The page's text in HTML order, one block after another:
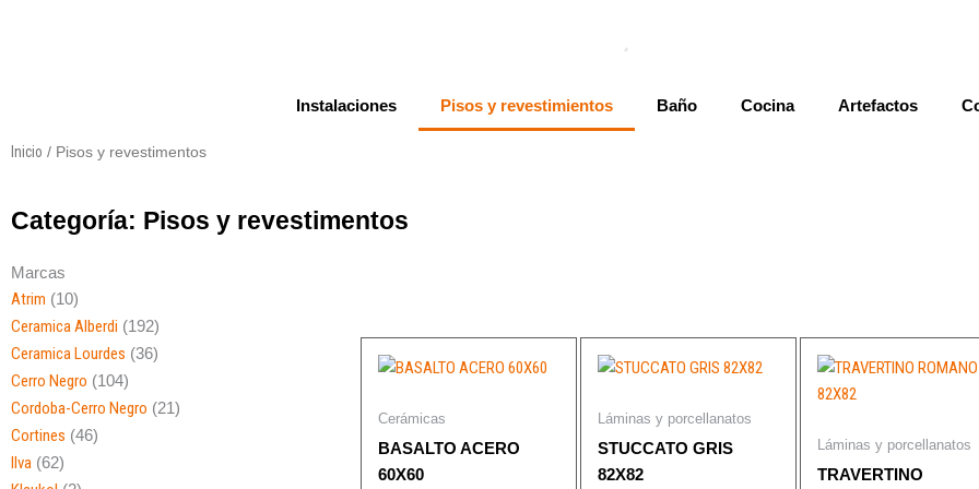
Instalaciones Pisos y revestimientos Baño Cocina Artefactos
Inicio / Pisos y revestimentos
Categoría: Pisos y revestimentos
Marcas
Atrim (10)
Ceramica Alberdi (192)
Ceramica Lourdes (36)
Cerro Negro (104)
Cordoba-Cerro Negro (21)
Cortines (46)
Ilva (62)
Cerámicas
BASALTO ACERO
60X60
Láminas y porcellanatos
STUCCATO GRIS
82X82
Láminas y porcellanatos
TRAVERTINO